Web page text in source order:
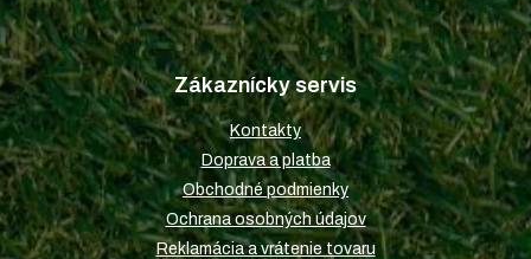
Z
á
p
ä
t
i
e
Zákaznícky servis
Kontakty
Doprava a platba
Obchodné podmienky
Ochrana osobných údajov
Reklamácia a vrátenie tovaru